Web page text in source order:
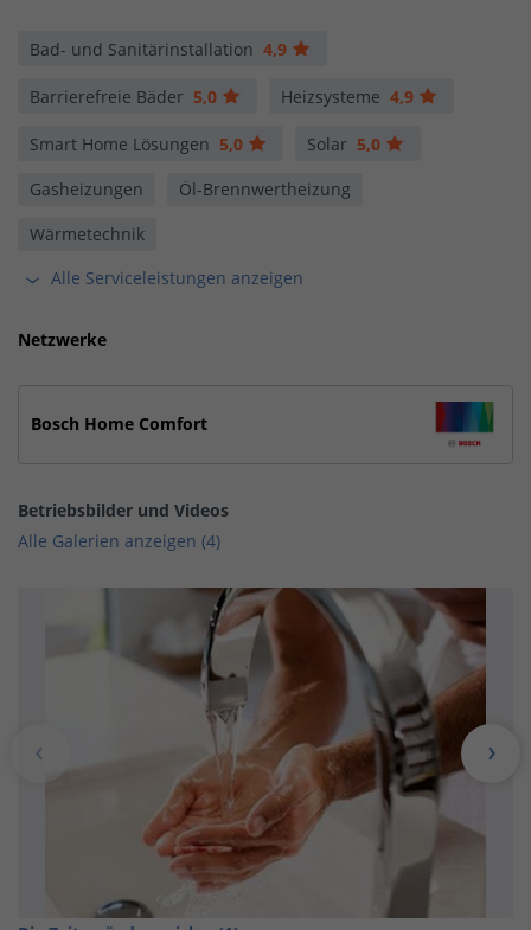
Bad- und Sanitärinstallation 4,9
Barrierefreie Bäder 5,0 Heizsysteme 4,9
Smart Home Lösungen 5,0 Solar 5,0
Gasheizungen
Öl-Brennwertheizung
Wärmetechnik
Alle Serviceleistungen anzeigen
Netzwerke
Bosch Home Comfort
Betriebsbilder und Videos
Alle Galerien anzeigen (4)